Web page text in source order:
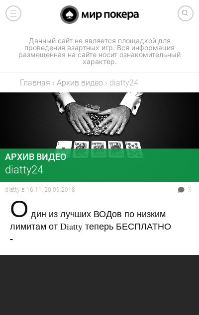
Данный сайт не является площадкой для
проведения азартных игр. Вся информация
размещенная на сайте носит ознакомительный
характер.
Главная › Архив видео › diatty24
АРХИВ ВИДЕО
diatty24
diatty в 16:11, 20.09.2018 3
О дин из лучших ВОДов по низким
лимитам от Diatty теперь БЕСПЛАТНО
-